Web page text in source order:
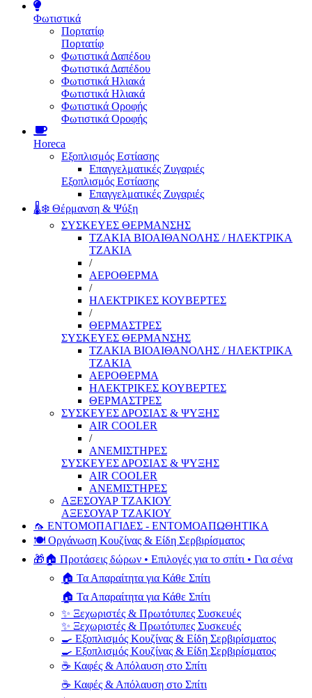
Φωτιστικά
Πορτατίφ
Πορτατίφ
Φωτιστικά Δαπέδου
Φωτιστικά Δαπέδου
Φωτιστικά Ηλιακά
Φωτιστικά Ηλιακά
Φωτιστικά Οροφής
Φωτιστικά Οροφής
Horeca
Εξοπλισμός Εστίασης
Επαγγελματικές Ζυγαριές
Εξοπλισμός Εστίασης
Επαγγελματικές Ζυγαριές
🌡️❄️ Θέρμανση & Ψύξη
ΣΥΣΚΕΥΕΣ ΘΕΡΜΑΝΣΗΣ
ΤΖΑΚΙΑ ΒΙΟΑΙΘΑΝΟΛΗΣ / ΗΛΕΚΤΡΙΚΑ
ΤΖΑΚΙΑ
/
ΑΕΡΟΘΕΡΜΑ
/
ΗΛΕΚΤΡΙΚΕΣ ΚΟΥΒΕΡΤΕΣ
/
ΘΕΡΜΑΣΤΡΕΣ
ΣΥΣΚΕΥΕΣ ΘΕΡΜΑΝΣΗΣ
ΤΖΑΚΙΑ ΒΙΟΑΙΘΑΝΟΛΗΣ / ΗΛΕΚΤΡΙΚΑ
ΤΖΑΚΙΑ
ΑΕΡΟΘΕΡΜΑ
ΗΛΕΚΤΡΙΚΕΣ ΚΟΥΒΕΡΤΕΣ
ΘΕΡΜΑΣΤΡΕΣ
ΣΥΣΚΕΥΕΣ ΔΡΟΣΙΑΣ & ΨΥΞΗΣ
AIR COOLER
/
ΑΝΕΜΙΣΤΗΡΕΣ
ΣΥΣΚΕΥΕΣ ΔΡΟΣΙΑΣ & ΨΥΞΗΣ
AIR COOLER
ΑΝΕΜΙΣΤΗΡΕΣ
ΑΞΕΣΟΥΑΡ ΤΖΑΚΙΟΥ
ΑΞΕΣΟΥΑΡ ΤΖΑΚΙΟΥ
🦟 ΕΝΤΟΜΟΠΑΓΙΔΕΣ - ΕΝΤΟΜΟΑΠΩΘΗΤΙΚΑ
🍽️ Οργάνωση Κουζίνας & Είδη Σερβιρίσματος
🎁🏠 Προτάσεις δώρων • Επιλογές για το σπίτι • Για σένα
🏠 Τα Απαραίτητα για Κάθε Σπίτι
🏠 Τα Απαραίτητα για Κάθε Σπίτι
✨ Ξεχωριστές & Πρωτότυπες Συσκευές
✨ Ξεχωριστές & Πρωτότυπες Συσκευές
🍳 Εξοπλισμός Κουζίνας & Είδη Σερβιρίσματος
🍳 Εξοπλισμός Κουζίνας & Είδη Σερβιρίσματος
☕ Καφές & Απόλαυση στο Σπίτι
☕ Καφές & Απόλαυση στο Σπίτι